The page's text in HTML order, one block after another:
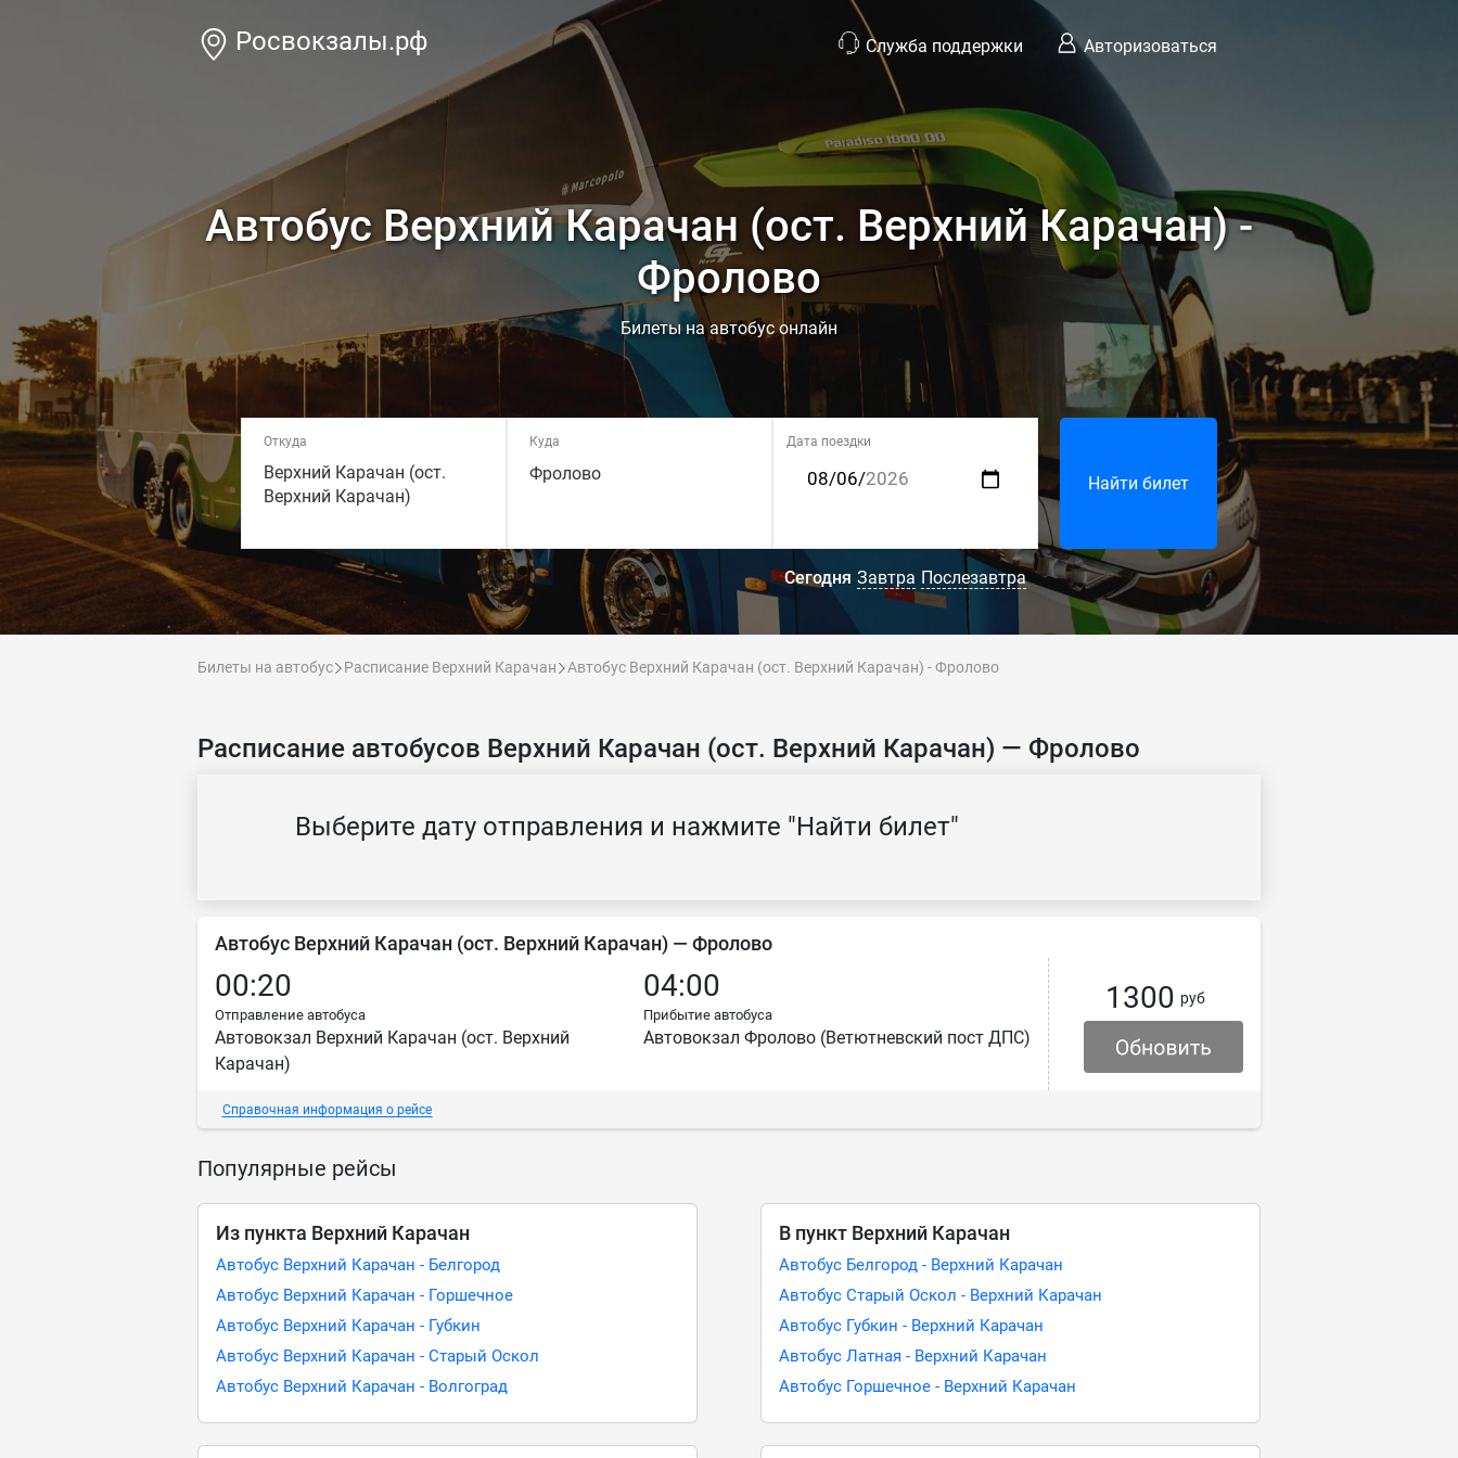
Росвокзалы.рф Служба поддержки Авторизоваться
Автобус Верхний Карачан (ост. Верхний Карачан) -
Фролово
Билеты на автобус онлайн
Откуда
Верхний Карачан (ост.
Верхний Карачан)
Куда
Фролово
Дата поездки
Найти билет
Сегодня Завтра Послезавтра
Билеты на автобус Расписание Верхний Карачан Автобус Верхний Карачан (ост. Верхний Карачан) - Фролово
Расписание автобусов Верхний Карачан (ост. Верхний Карачан) — Фролово
Выберите дату отправления и нажмите "Найти билет"
Автобус Верхний Карачан (ост. Верхний Карачан) — Фролово
00:20
Отправление автобуса
Автовокзал Верхний Карачан (ост. Верхний
Карачан)
04:00
Прибытие автобуса
Автовокзал Фролово (Ветютневский пост ДПС)
1300 руб
Справочная информация о рейсе
Популярные рейсы
Из пункта Верхний Карачан
Автобус Верхний Карачан - Белгород
Автобус Верхний Карачан - Горшечное
Автобус Верхний Карачан - Губкин
Автобус Верхний Карачан - Старый Оскол
Автобус Верхний Карачан - Волгоград
В пункт Верхний Карачан
Автобус Белгород - Верхний Карачан
Автобус Старый Оскол - Верхний Карачан
Автобус Губкин - Верхний Карачан
Автобус Латная - Верхний Карачан
Автобус Горшечное - Верхний Карачан